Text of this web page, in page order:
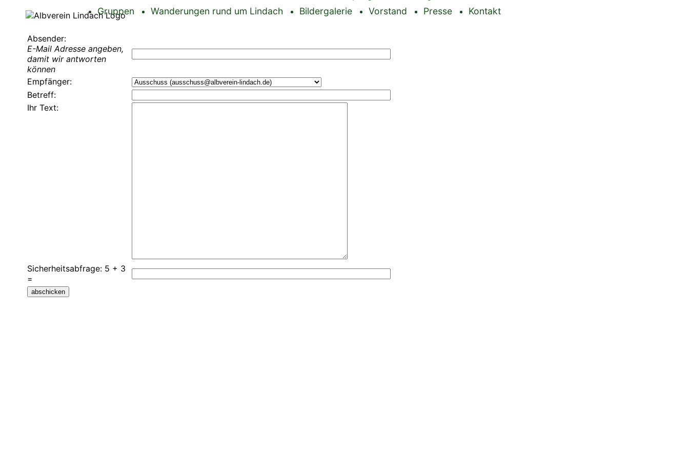
Gruppen
Wanderungen rund um Lindach Bildergalerie Vorstand Presse Kontakt
Absender:
E-Mail Adresse angeben,
damit wir antworten
können
Empfänger:
Betreff:
Ihr Text:
Sicherheitsabfrage: 5 + 3
=